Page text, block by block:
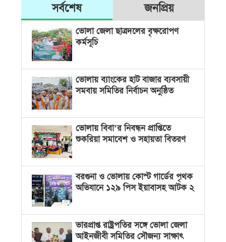
সর্বশেষ জনপ্রিয়
ভোলা জেলা ছাত্রদলের বৃক্ষরোপণ
কর্মসূচি
ভোলায় ব্যাংকের হাট বাজার ব্যবসায়ী
সমবায় সমিতির নির্বাচন অনুষ্ঠিত
ভোলায় বিবা’র নিবন্ধন প্রাপ্তিতে
শুকরিয়া সমাবেশ ও সহায়তা বিতরণ
বরগুনা ও ভোলায় কোস্ট গার্ডের পৃথক
অভিযানে ১২৯ পিস ইয়াবাসহ আটক ২
ভারপ্রাপ্ত রাষ্ট্রপতির সঙ্গে ভোলা জেলা
আইনজীবী সমিতির সৌজন্য সাক্ষাৎ